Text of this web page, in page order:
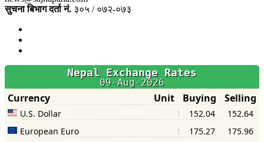
सुचना बिभाग दर्ता नं. ३०५ / ०७२-०७३